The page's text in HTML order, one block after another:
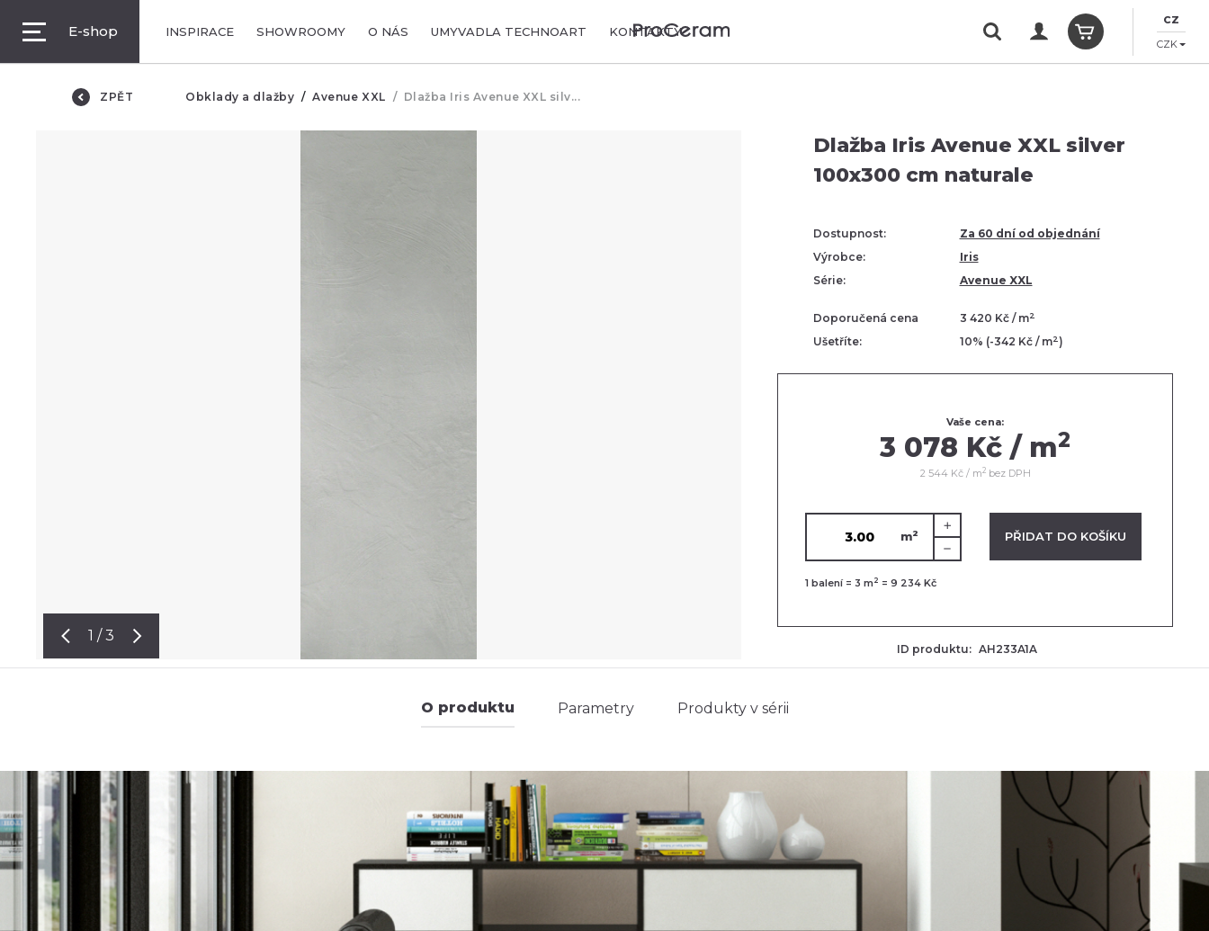
E-shop INSPIRACE SHOWROOMY O NÁS UMYVADLA TECHNOART KONTAKTY
CZ
CZK
ZPĚT Obklady a dlažby Avenue XXL Dlažba Iris Avenue XXL silv...
1 / 3
Dlažba Iris Avenue XXL silver
100x300 cm naturale
Dostupnost:
Za 60 dní od objednání
Výrobce:
Iris
Série:
Avenue XXL
Doporučená cena 3 420 Kč / m2
Ušetříte: 10% (-342 Kč / m2)
Vaše cena:
3 078 Kč / m2
2 544 Kč / m2bez DPH
m2
VLOŽENO V KOŠÍKU PŘIDAT DO KOŠÍKU
1 balení = 3 m 2 = 9 234 Kč
ID produktu: AH233A1A
O produktu Parametry Produkty v sérii